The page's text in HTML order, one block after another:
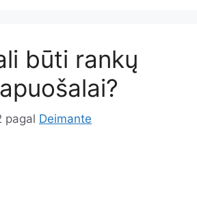
būti rankų
pagal Deimante